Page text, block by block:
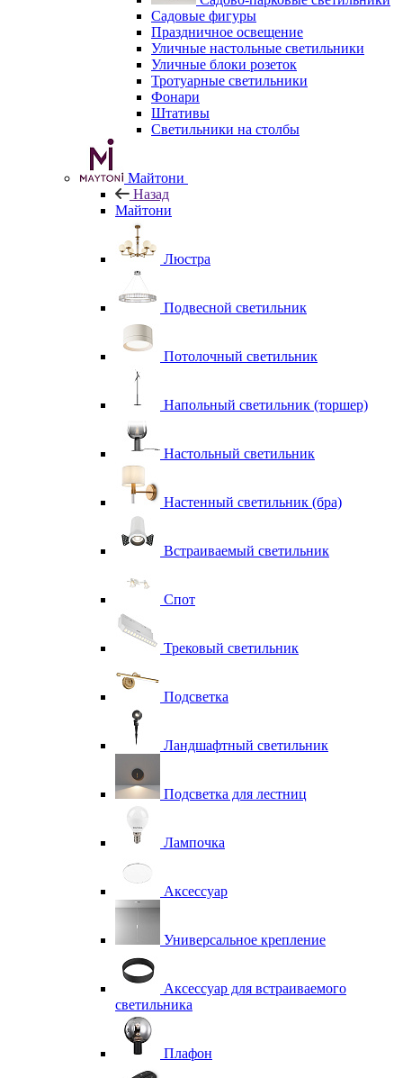
Садовые фигуры
Праздничное освещение
Уличные настольные светильники
Уличные блоки розеток
Тротуарные светильники
Фонари
Штативы
Светильники на столбы
Майтони
Назад
Майтони
Люстра
Подвесной светильник
Потолочный светильник
Напольный светильник (торшер)
Настольный светильник
Настенный светильник (бра)
Встраиваемый светильник
Спот
Трековый светильник
Подсветка
Ландшафтный светильник
Подсветка для лестниц
Лампочка
Аксессуар
Универсальное крепление
Аксессуар для встраиваемого
светильника
Плафон